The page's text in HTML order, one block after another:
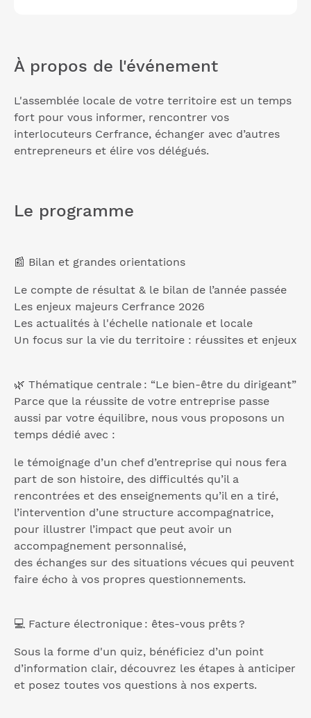
À propos de l'événement
L'assemblée locale de votre territoire est un temps
fort pour vous informer, rencontrer vos
interlocuteurs Cerfrance, échanger avec d’autres
entrepreneurs et élire vos délégués.
Le programme
📰 Bilan et grandes orientations
Le compte de résultat & le bilan de l’année passée
Les enjeux majeurs Cerfrance 2026
Les actualités à l'échelle nationale et locale
Un focus sur la vie du territoire : réussites et enjeux
🌿 Thématique centrale : “Le bien-être du dirigeant”
Parce que la réussite de votre entreprise passe
aussi par votre équilibre, nous vous proposons un
temps dédié avec :
le témoignage d’un chef d’entreprise qui nous fera
part de son histoire, des difficultés qu’il a
rencontrées et des enseignements qu’il en a tiré,
l’intervention d’une structure accompagnatrice,
pour illustrer l’impact que peut avoir un
accompagnement personnalisé,
des échanges sur des situations vécues qui peuvent
faire écho à vos propres questionnements.
💻 Facture électronique : êtes-vous prêts ?
Sous la forme d'un quiz, bénéficiez d’un point
d’information clair, découvrez les étapes à anticiper
et posez toutes vos questions à nos experts.